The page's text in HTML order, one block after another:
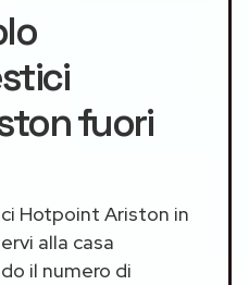
fuori
Hotpoint Ariston in
alla casa
il numero di